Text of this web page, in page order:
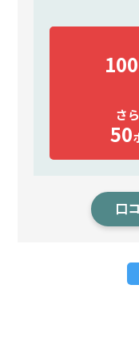
100
さ
50
口